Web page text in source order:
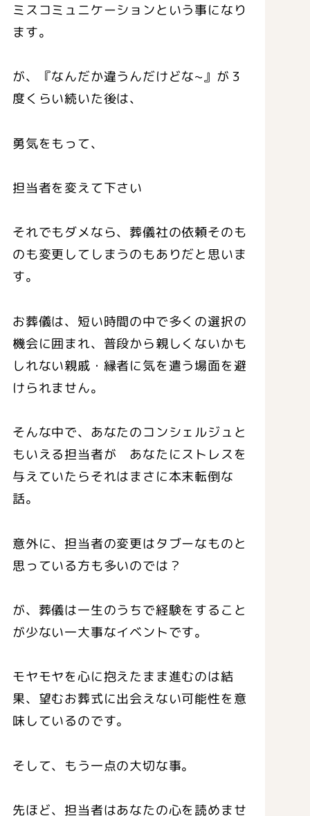
ミスコミュニケーションという事になり
ます。
が、『なんだか違うんだけどな~』が３
度くらい続いた後は、
勇気をもって、
担当者を変えて下さい
それでもダメなら、葬儀社の依頼そのも
のも変更してしまうのもありだと思いま
す。
お葬儀は、短い時間の中で多くの選択の
機会に囲まれ、普段から親しくないかも
しれない親戚・縁者に気を遣う場面を避
けられません。
そんな中で、あなたのコンシェルジュと
もいえる担当者が あなたにストレスを
与えていたらそれはまさに本末転倒な
話。
意外に、担当者の変更はタブーなものと
思っている方も多いのでは？
が、葬儀は一生のうちで経験をすること
が少ない一大事なイベントです。
モヤモヤを心に抱えたまま進むのは結
果、望むお葬式に出会えない可能性を意
味しているのです。
そして、もう一点の大切な事。
先ほど、担当者はあなたの心を読めませ